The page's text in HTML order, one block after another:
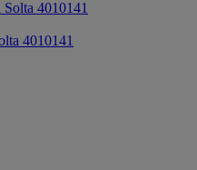
4010141